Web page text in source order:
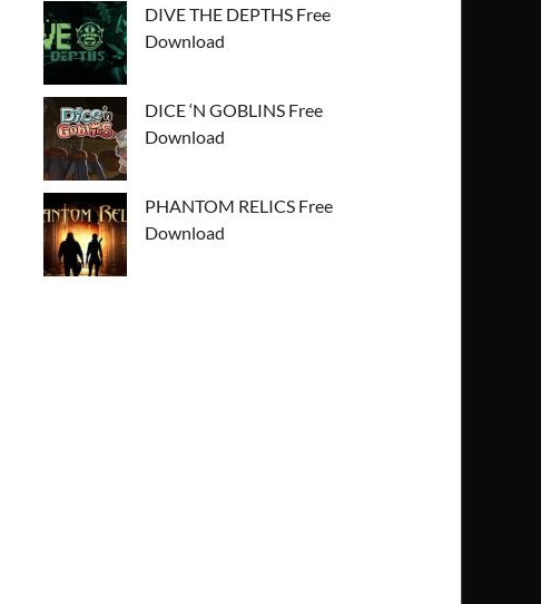
DIVE THE DEPTHS Free
Download
DICE ‘N GOBLINS Free
Download
PHANTOM RELICS Free
Download